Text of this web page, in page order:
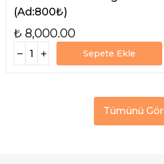
(Ad:800₺)
₺ 8,000.00
Sepete Ekle
Tümünü Gör